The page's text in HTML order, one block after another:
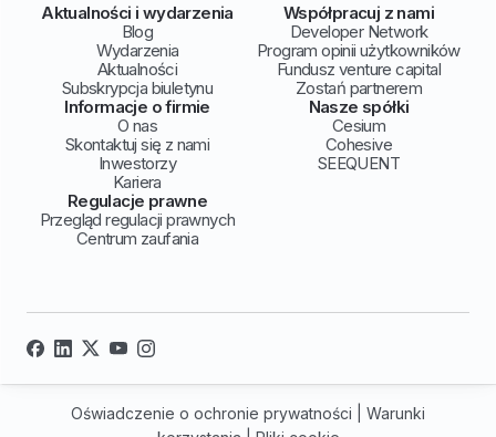
Aktualności i wydarzenia
Blog
Wydarzenia
Aktualności
Subskrypcja biuletynu
Współpracuj z nami
Developer Network
Program opinii użytkowników
Fundusz venture capital
Zostań partnerem
Informacje o firmie
O nas
Skontaktuj się z nami
Inwestorzy
Kariera
Nasze spółki
Cesium
Cohesive
SEEQUENT
Regulacje prawne
Przegląd regulacji prawnych
Centrum zaufania
Oświadczenie o ochronie prywatności
Warunki